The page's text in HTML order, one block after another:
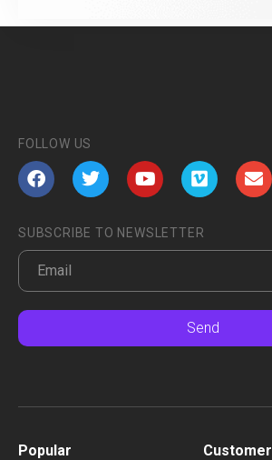
FOLLOW US
SUBSCRIBE TO NEWSLETTER
Send
Popular Customer